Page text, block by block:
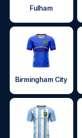
Fulham
Birmingham City